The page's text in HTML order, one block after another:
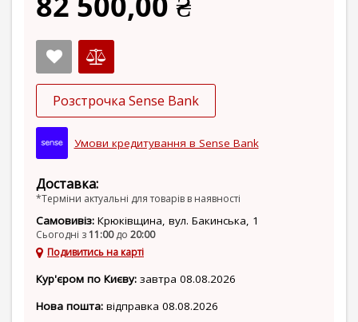
Розстрочка Sense Bank
Умови кредитування в Sense Bank
Доставка:
*Терміни актуальні для товарів в наявності
Самовивіз: Крюківщина, вул. Бакинська, 1
Сьогодні з11:00до 20:00
Подивитись на карті
Кур'єром по Києву: завтра 08.08.2026
Нова пошта: відправка 08.08.2026